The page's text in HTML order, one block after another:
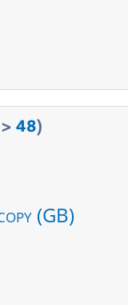
> 48)
(GB)